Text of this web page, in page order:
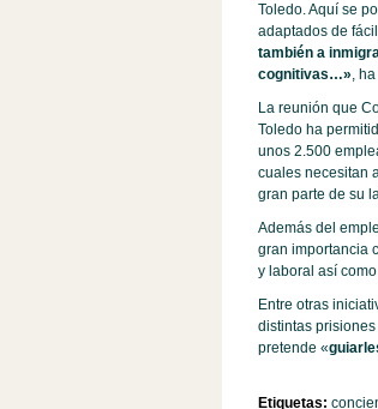
Toledo. Aquí se
adaptados de
también a
cognitivas…»,
La reunión que
Toledo ha
unos 2.500
cuales necesitan
gran parte de su
Además del
gran importancia
y laboral así
Entre otras
distintas
pretende «
Etiquetas: